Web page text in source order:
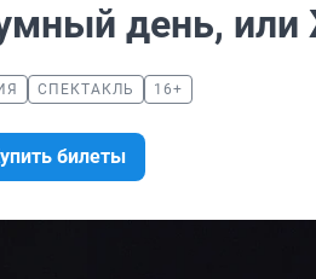
день,
СПЕКТАКЛЬ 16+
билеты